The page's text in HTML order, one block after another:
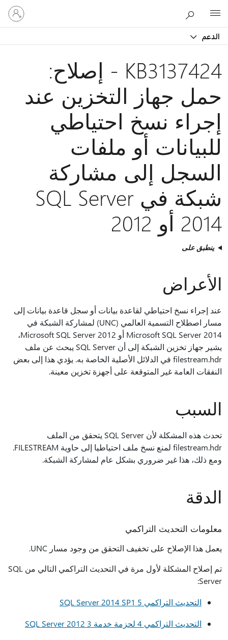
الدعم
تسجيل
الدخول
إلى
KB3137424 - إصلاح:
حمل جهاز التخزين عند
إجراء نسخ احتياطي
للبيانات أو ملفات
السجل إلى مشاركة
شبكة في SQL Server
2014 أو 2012
ينطبق على
الأعراض
عند إجراء نسخ احتياطي لقاعدة بيانات أو سجل قاعدة بيانات إلى
مسار اصطلاح التسمية العالمي (UNC) لمشاركة الشبكة في
Microsoft SQL Server 2014 أو Microsoft SQL Server 2012،
يشير جهاز تخزين الشبكة إلى أن SQL Server يبحث عن ملف
filestream.hdr في الدلائل الأصلية الخاصة به. يؤدي هذا إلى بعض
النفقات العامة غير المتوقعة على أجهزة تخزين معينة.
السبب
تحدث هذه المشكلة لأن SQL Server يتحقق من الملف
filestream.hdr لمنع نسخ ملف احتياطيا إلى حاوية FILESTREAM.
ومع ذلك، هذا غير ضروري بشكل عام لمشاركة الشبكة.
الدقة
معلومات التحديث التراكمي
يعمل هذا الإصلاح على تخفيف التحقق من وجود مسار UNC.
تم إصلاح المشكلة لأول مرة في التحديث التراكمي التالي من SQL
Server:
التحديث التراكمي 5 SQL Server 2014 SP1
التحديث التراكمي 4 لحزمة خدمة SQL Server 2012 3